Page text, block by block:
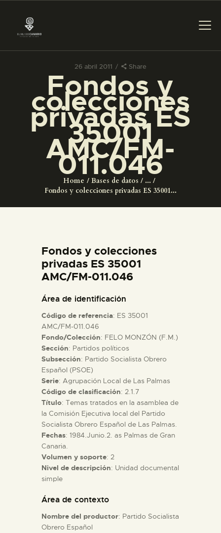
26 abril 2011 Share
Fondos y
colecciones
privadas ES
35001
AMC/FM-
011.046
Home Bases de datos
...
Fondos y colecciones privadas ES 35001...
PREPARAR LA VISITA
ACTIVIDADES
█
EL MUSEO
ESPAÑOL
ACTIVIDADES
█
EL MUSEO
COLECCIONES
DIDÁCTICA
ESPAÑOL
Fondos y colecciones
privadas ES 35001
AMC/FM-011.046
Área de identificación
Código de referencia: ES 35001
AMC/FM-011.046
Fondo/Colección: FELO MONZÓN (F.M.)
Sección: Partidos políticos
Subsección: Partido Socialista Obrero
Español (PSOE)
Serie: Agrupación Local de Las Palmas
Código de clasificación: 2.1.7
Título: Temas tratados en la asamblea de
la Comisión Ejecutiva local del Partido
Socialista Obrero Español de Las Palmas.
Fechas: 1984.Junio.2. as Palmas de Gran
Canaria.
Volumen y soporte: 2
Nivel de descripción: Unidad documental
simple
Área de contexto
Nombre del productor: Partido Socialista
Obrero Español